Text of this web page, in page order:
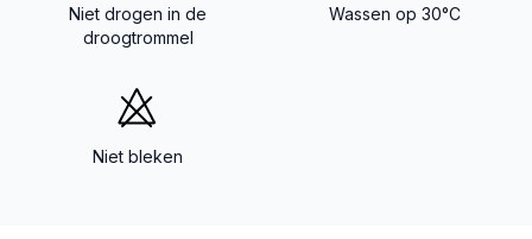
Niet drogen in de
droogtrommel
Wassen op 30°C
Niet bleken